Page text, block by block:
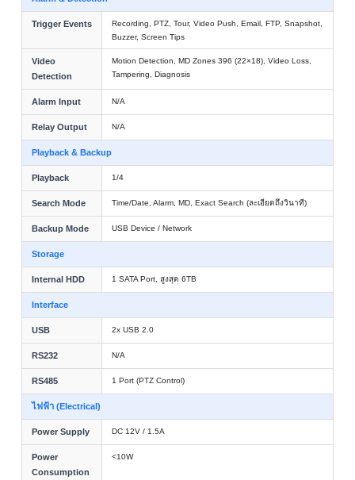
Trigger Events
Recording, PTZ, Tour, Video Push, Email, FTP, Snapshot,
Buzzer, Screen Tips
Video
Detection
Motion Detection, MD Zones 396 (22×18), Video Loss,
Tampering, Diagnosis
Alarm Input N/A
Relay Output N/A
Playback & Backup
Playback 1/4
Search Mode Time/Date, Alarm, MD, Exact Search (ละเอียดถึงวินาที)
Backup Mode USB Device / Network
Storage
Internal HDD 1 SATA Port, สูงสุด 6TB
Interface
USB 2x USB 2.0
RS232 N/A
RS485 1 Port (PTZ Control)
ไฟฟ้า (Electrical)
Power Supply DC 12V / 1.5A
Power
Consumption
<10W